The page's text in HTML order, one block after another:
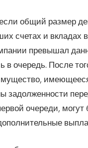
общий размер
счетах и вкладах
превышал
в очередь. После
задолженности
очереди, могут